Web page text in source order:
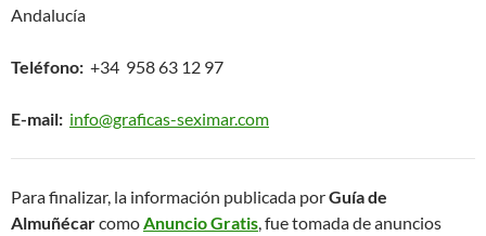
Andalucía
Teléfono: +34 958 63 12 97
E-mail: info@graficas-seximar.com
Para finalizar, la información publicada porGuía de
Almuñécarcomo Anuncio Gratis , fue tomada de anuncios